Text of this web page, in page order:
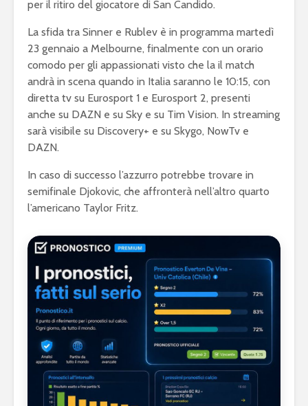
per il ritiro del giocatore di San Candido.
La sfida tra Sinner e Rublev è in programma martedì
23 gennaio a Melbourne, finalmente con un orario
comodo per gli appassionati visto che la il match
andrà in scena quando in Italia saranno le 10:15, con
diretta tv su Eurosport 1 e Eurosport 2, presenti
anche su DAZN e su Sky e su Tim Vision. In streaming
sarà visibile su Discovery+ e su Skygo, NowTv e
DAZN.
In caso di successo l’azzurro potrebbe trovare in
semifinale Djokovic, che affronterà nell’altro quarto
l’americano Taylor Fritz.